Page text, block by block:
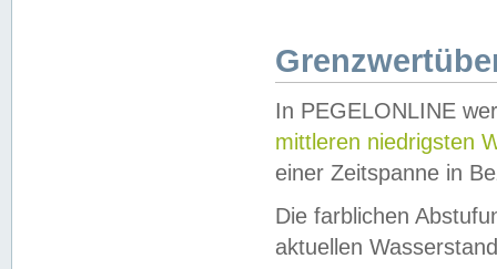
In PEGELONLINE
mittleren niedrigsten
einer Zeitspanne in
Die farblichen
aktuellen